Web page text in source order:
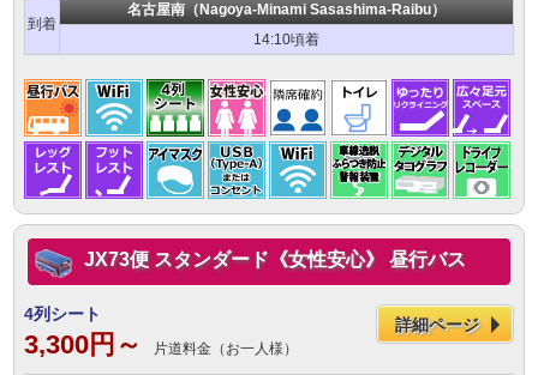
到着
名古屋南（Nagoya-Minami Sasashima-Raibu）
14:10頃着
JX73便 スタンダード《女性安心》 昼行バス
4列シート
3,300円～ 片道料金（お一人様）
詳細ページ